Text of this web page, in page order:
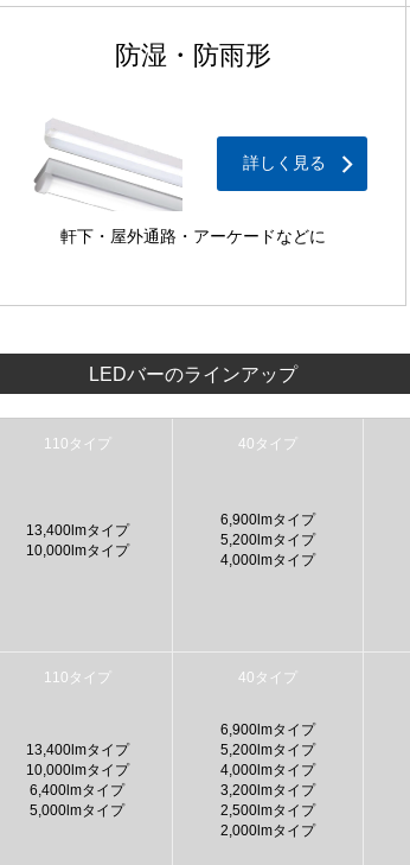
防湿・防雨形
詳しく見る
軒下・屋外通路・アーケードなどに
LEDバーのラインアップ
13,400lmタイプ
10,000lmタイプ
6,900lmタイプ
5,200lmタイプ
4,000lmタイプ
13,400lmタイプ
10,000lmタイプ
6,400lmタイプ
5,000lmタイプ
6,900lmタイプ
5,200lmタイプ
4,000lmタイプ
3,200lmタイプ
2,500lmタイプ
2,000lmタイプ